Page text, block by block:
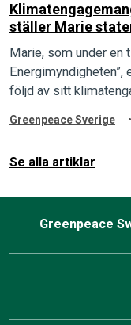
ställer Marie
Marie, som under en
följd av sitt
Greenpeace Sverige
Se alla artiklar
Greenpeace